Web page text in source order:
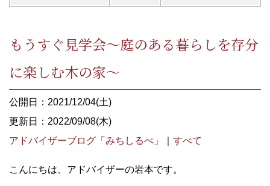
もうすぐ見学会～庭のある暮らしを存分
に楽しむ木の家～
公開日：2021/12/04(土)
更新日：2022/09/08(木)
アドバイザーブログ「みちしるべ」
すべて
こんにちは、アドバイザーの岩本です。